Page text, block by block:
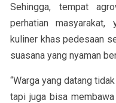
Sehingga, tempat
perhatian masyarakat,
kuliner khas pedesaan
suasana yang nyaman
“Warga yang datang
tapi juga bisa